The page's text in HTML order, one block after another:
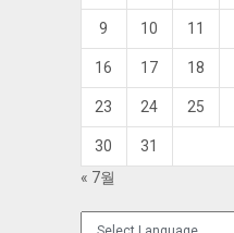
9 10 11
16 17 18
23 24 25
30
31
« 7월